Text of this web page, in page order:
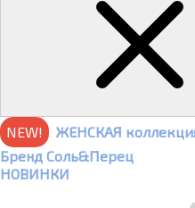
NEW!
ЖЕНСКАЯ
Бренд Соль&Перец
НОВИНКИ